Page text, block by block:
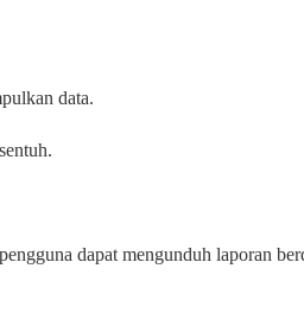
data.
dapat mengunduh laporan